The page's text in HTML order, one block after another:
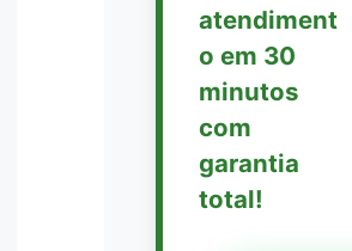
atendiment
o em 30
minutos
com
garantia
total!